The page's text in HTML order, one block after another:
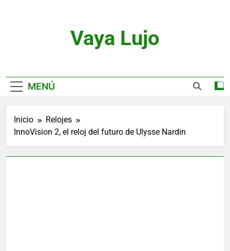
Vaya Lujo
MENÚ
Inicio
Relojes
InnoVision 2, el reloj del futuro de Ulysse Nardin